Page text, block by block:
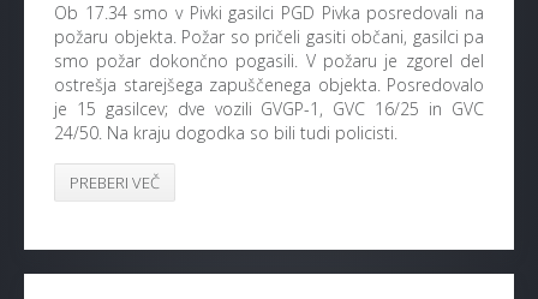
Ob 17.34 smo v Pivki gasilci PGD Pivka posredovali na
požaru objekta. Požar so pričeli gasiti občani, gasilci pa
smo požar dokončno pogasili. V požaru je zgorel del
ostrešja starejšega zapuščenega objekta. Posredovalo
je 15 gasilcev; dve vozili GVGP-1, GVC 16/25 in GVC
24/50. Na kraju dogodka so bili tudi policisti.
PREBERI VEČ